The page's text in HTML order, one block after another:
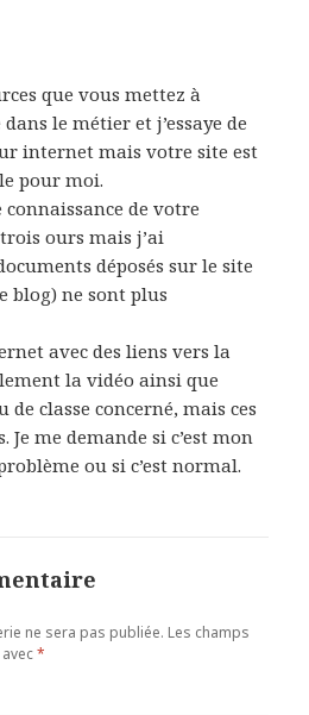
que vous mettez à
le métier et j’essaye de
internet mais votre site est
pour moi.
de votre
ours mais j’ai
déposés sur le site
blog) ne sont plus
avec des liens vers la
la vidéo ainsi que
classe concerné, mais ces
Je me demande si c’est mon
ou si c’est normal.
ne sera pas publiée. Les champs
*